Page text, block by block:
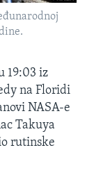
19:03 iz
na Floridi
NASA-e
Takuya
rutinske